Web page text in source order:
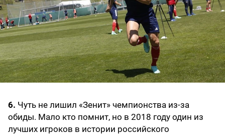
6. Чуть не лишил «Зенит» чемпионства из-за
обиды. Мало кто помнит, но в 2018 году один из
лучших игроков в истории российского